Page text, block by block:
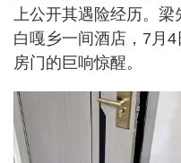
上公开其遇险经历。
白嘎乡一间酒店，7月
房门的巨响惊醒。